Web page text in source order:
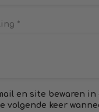
*
en site bewaren in
volgende keer